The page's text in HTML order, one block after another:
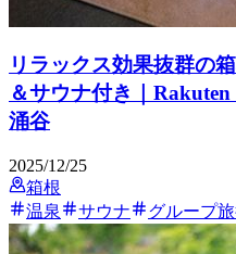
リラックス効果抜群の
＆サウナ付き｜
涌谷
2025/12/25
箱根
温泉
サウナ グループ